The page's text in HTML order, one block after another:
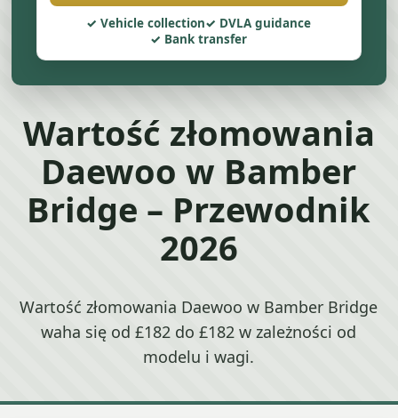
Vehicle collection
DVLA guidance
Bank transfer
Wartość złomowania
Daewoo w Bamber
Bridge – Przewodnik
2026
Wartość złomowania Daewoo w Bamber Bridge
waha się od £182 do £182 w zależności od
modelu i wagi.